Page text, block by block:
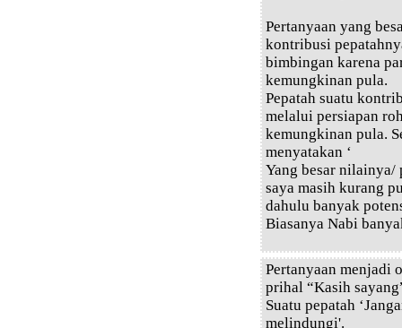
Pertanyaan yang
kontribusi
bimbingan karena
kemungkinan pula.
Pepatah suatu
melalui persiapan
kemungkinan pula.
menyatakan ‘
Yang besar nilainya/
saya masih kurang
dahulu banyak
Biasanya Nabi
Pertanyaan menjadi
prihal “Kasih
Suatu pepatah
melindungi'.